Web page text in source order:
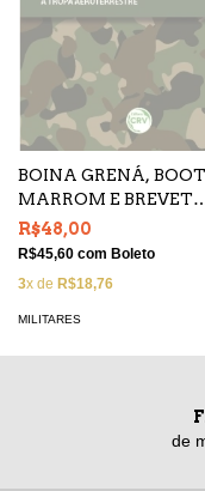
BOINA GRENÁ, BOOT
MARROM E BREVET
PRATEADO: o
mística paraquedista
R$48,00
R$45,60 com Boleto
3x de R$18,76
MILITARES
de